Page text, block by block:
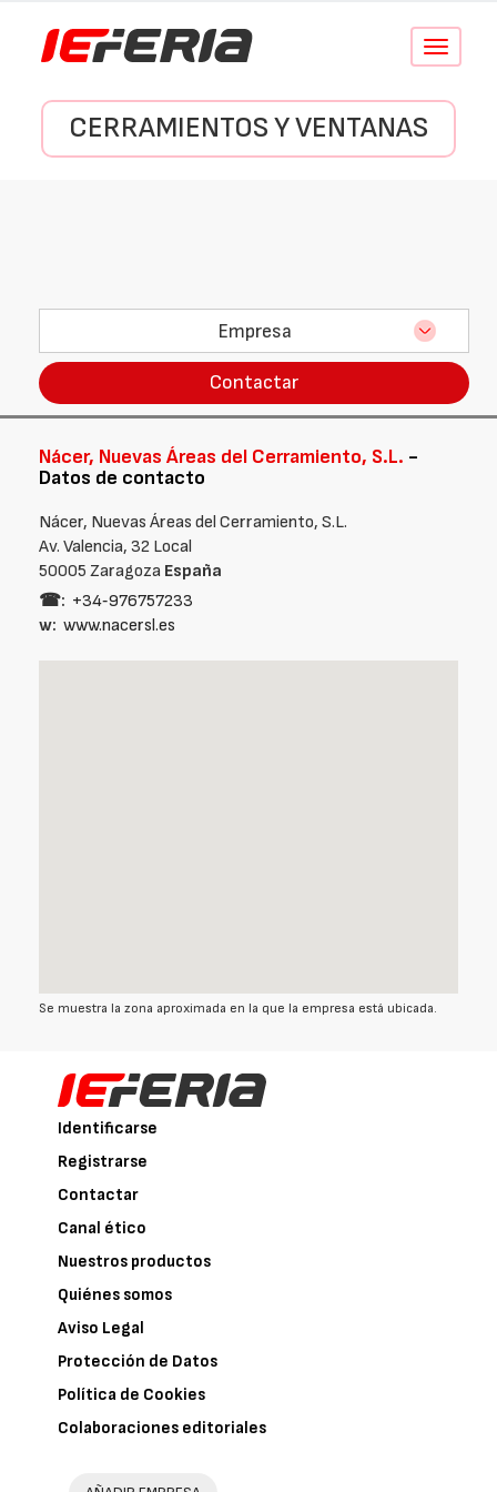
Conmutar
CERRAMIENTOS Y VENTANAS
Empresa
Contactar
Nácer, Nuevas Áreas del Cerramiento, S.L. -
Datos de contacto
Nácer, Nuevas Áreas del Cerramiento, S.L.
Av. Valencia, 32 Local
50005 Zaragoza España
☎: +34‑976757233
w: www.nacersl.es
Se muestra la zona aproximada en la que la empresa está ubicada.
Identificarse
Registrarse
Contactar
Canal ético
Nuestros productos
Quiénes somos
Aviso Legal
Protección de Datos
Política de Cookies
Colaboraciones editoriales